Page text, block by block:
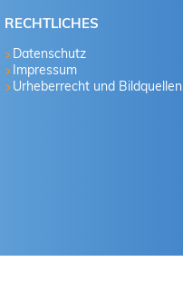
RECHTLICHES
Datenschutz
Impressum
Urheberrecht und Bildquellen